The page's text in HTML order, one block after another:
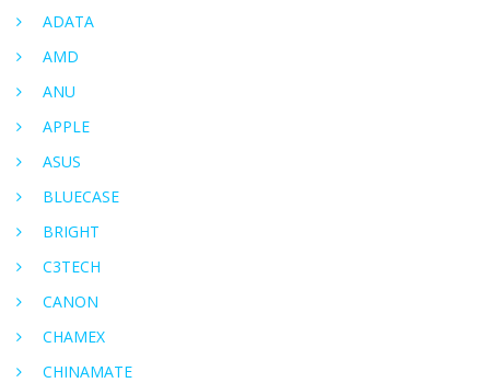
ADATA
AMD
ANU
APPLE
ASUS
BLUECASE
BRIGHT
C3TECH
CANON
CHAMEX
CHINAMATE